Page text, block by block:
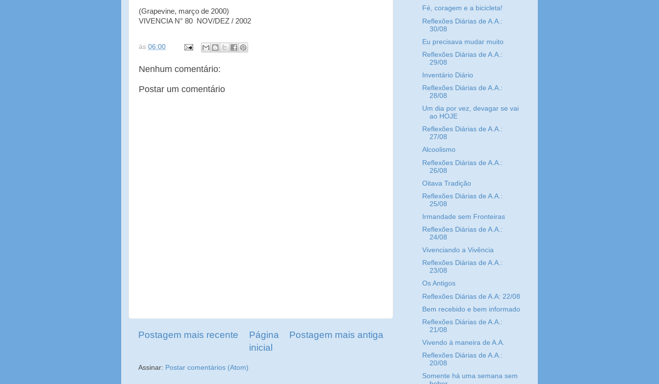
(Grapevine, março de 2000)
VIVENCIA N° 80 NOV/DEZ / 2002
às 06:00
Nenhum comentário:
Postar um comentário
Postagem mais recente Postagem mais antiga
Página
inicial
Assinar: Postar comentários (Atom)
Fé, coragem e a bicicleta!
Reflexões Diárias de A.A.:
30/08
Eu precisava mudar muito
Reflexões Diárias de A.A.:
29/08
Inventário Diário
Reflexões Diárias de A.A.:
28/08
Um dia por vez, devagar se vai
ao HOJE
Reflexões Diárias de A.A.:
27/08
Alcoolismo
Reflexões Diárias de A.A.:
26/08
Oitava Tradição
Reflexões Diárias de A.A.:
25/08
Irmandade sem Fronteiras
Reflexões Diárias de A.A.:
24/08
Vivenciando a Vivência
Reflexões Diárias de A.A.:
23/08
Os Antigos
Reflexões Diárias de A.A: 22/08
Bem recebido e bem informado
Reflexões Diárias de A.A.:
21/08
Vivendo à maneira de A.A.
Reflexões Diárias de A.A.:
20/08
Somente há uma semana sem